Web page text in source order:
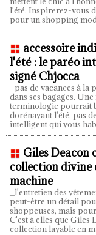
l'été. Inspirerez-vous
pour un shopping
accessoire
l'été : le paréo
signé Chjocca
_pas de vacances à la
dans ses bagages.
terminologie pourrait
dorénavant l’été, pas
intelligent qui vous
Giles Deacon
collection divine
machine
_l'entretien des
peut-être un détail
shoppeuses, mais
C'est à elles que Giles
collection lavable en